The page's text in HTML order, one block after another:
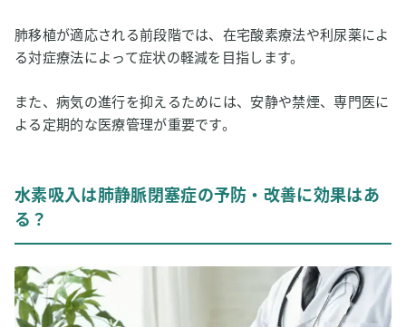
肺移植が適応される前段階では、在宅酸素療法や利尿薬によ
る対症療法によって症状の軽減を目指します。
また、病気の進行を抑えるためには、安静や禁煙、専門医に
よる定期的な医療管理が重要です。
水素吸入は肺静脈閉塞症の予防・改善に効果はあ
る？